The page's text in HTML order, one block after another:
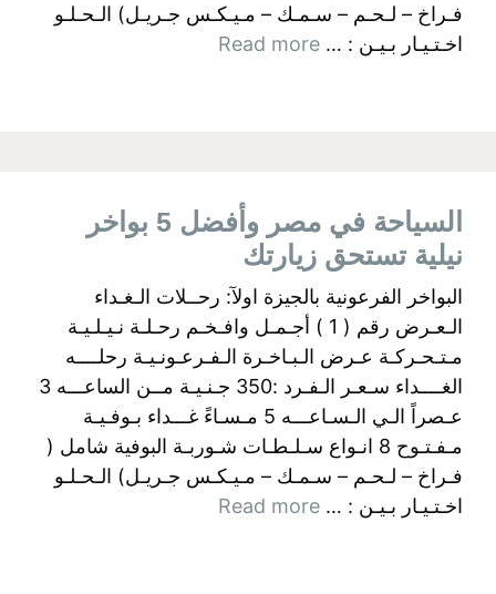
فـراخ – لـحـم – سـمـك – مـيـكـس جـريـل) الـحـلـو
اخـتـيـار بـيـن : … Read more
السياحة في مصر وأفضل 5 بواخر
نيلية تستحق زيارتك
البواخر الفرعونية بالجيزة اولآ: رحــلات الـغـداء
الـعـرض رقم ( 1 ) أجـمـل وافـخـم رحـلـة نـيـلـيـة
مـتـحـركـة عـرض الـبـاخـرة الـفـرعـونـيـة رحلــــه
الغــــداء سـعـر الـفـرد :350 جـنـيـة مــن الساعـــه 3
عـصراً الـي الـسـاعـــه 5 مـسـاءً غـــداء بـوفـيـة
مـفـتـوح 8 انـواع سـلـطـات شـوربـة البوفية شامل (
فـراخ – لـحـم – سـمـك – مـيـكـس جـريـل) الـحـلـو
اخـتـيـار بـيـن : … Read more